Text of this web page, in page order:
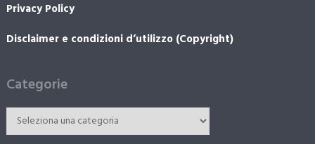
Privacy Policy
Disclaimer e condizioni d’utilizzo (Copyright)
Categorie